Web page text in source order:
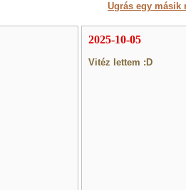
Ugrás egy másik
2025-10-05
Vitéz lettem :D